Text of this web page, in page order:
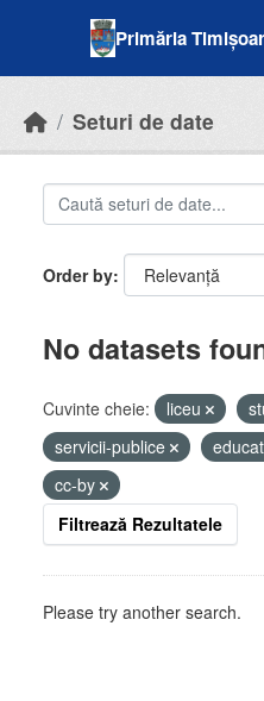
Primăria
Seturi de date
Order by
No datasets
Cuvinte cheie: liceu
servicii-publice
cc-by
Filtrează Rezultatele
Please try another search.